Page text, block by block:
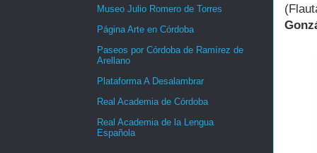
Museo Julio Romero de Torres
Página Arte en Córdoba
Paseos por Córdoba de Ramírez de
Arellano
Plataforma A Desalambrar
Real Academia de Córdoba
Real Academia de la Lengua
Española